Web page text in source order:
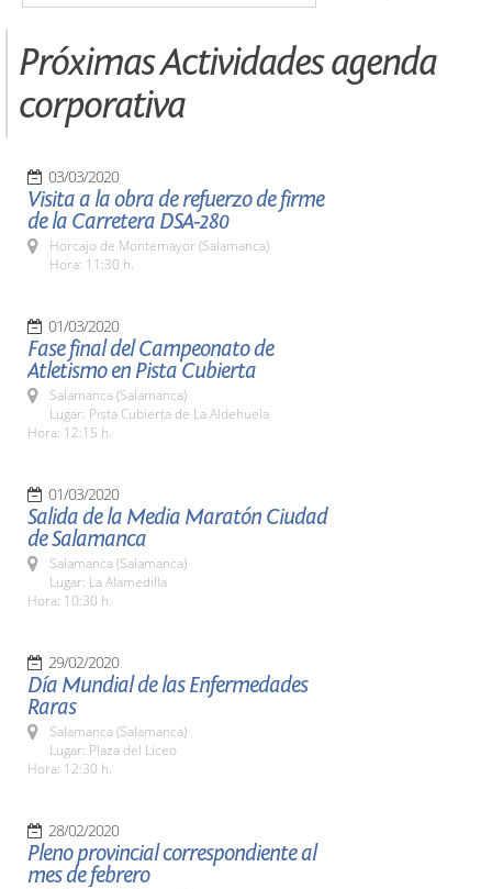
Próximas Actividades agenda
corporativa
03/03/2020
Visita a la obra de refuerzo de firme
de la Carretera DSA-280
Horcajo de Montemayor (Salamanca)
Hora: 11:30 h.
01/03/2020
Fase final del Campeonato de
Atletismo en Pista Cubierta
Salamanca (Salamanca)
Lugar: Pista Cubierta de La Aldehuela
Hora: 12:15 h.
01/03/2020
Salida de la Media Maratón Ciudad
de Salamanca
Salamanca (Salamanca)
Lugar: La Alamedilla
Hora: 10:30 h.
29/02/2020
Día Mundial de las Enfermedades
Raras
Salamanca (Salamanca)
Lugar: Plaza del Liceo
Hora: 12:30 h.
28/02/2020
Pleno provincial correspondiente al
mes de febrero